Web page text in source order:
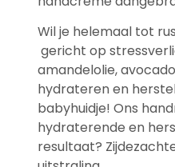
Wil je helemaal tot
gericht op
amandelolie,
hydrateren en
babyhuidje! Ons
hydraterende en
resultaat?